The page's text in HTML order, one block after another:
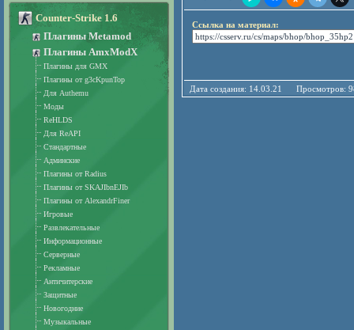
Ссылка на материал:
Дата создания: 14.03.21
Counter-Strike 1.6
Плагины Metamod
Плагины AmxModX
Плагины для GMX
Плагины от g3cKpunTop
Для Authemu
Моды
ReHLDS
Для ReAPI
Стандартные
Админские
Плагины от Radius
Плагины от SKAJIbnEJIb
Плагины от AlexandrFiner
Игровые
Развлекательные
Информационные
Серверные
Рекламные
Античитерские
Защитные
Новогодние
Музыкальные